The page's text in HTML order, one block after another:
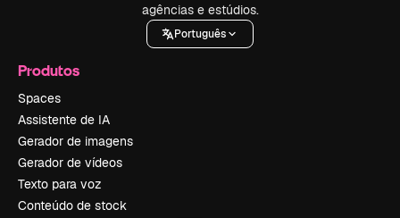
agências e estúdios.
Português
Produtos
Spaces
Assistente de IA
Gerador de imagens
Gerador de vídeos
Texto para voz
Conteúdo de stock